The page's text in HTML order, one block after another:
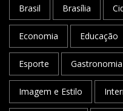
Brasil Brasília
Economia Educação
Esporte
Imagem e Estilo